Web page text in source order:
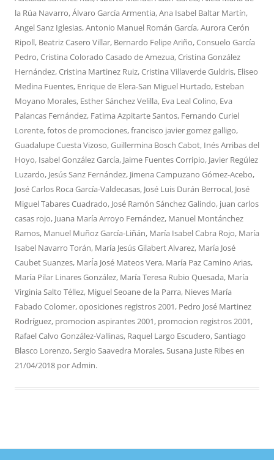
la Rúa Navarro,Álvaro García Armentia,Ana Isabel Baltar Martín,
Angel Sanz Iglesias,Antonio Manuel Román García,Aurora Cerón
Ripoll, Beatriz Casero Villar, Bernardo Felipe Ariño,Consuelo García
Pedro,Cristina Colorado Casado de Amezua,Cristina González
Hernández,Cristina Martinez Ruiz,Cristina Villaverde Guldris, Eliseo
Medina Fuentes, Enrique de Elera-San Miguel Hurtado, Esteban
Moyano Morales, Esther Sánchez Velilla, Eva Leal Colino, Eva
Palancas Fernández, Fatima Azpitarte Santos, Fernando Curiel
Lorente,fotos de promociones,francisco javier gomez galligo,
Guadalupe Cuesta Vizoso,Guillermina Bosch Cabot, Inés Arribas del
Hoyo, Isabel González García, Jaime Fuentes Corripio, Javier Regúlez
Luzardo, Jesús Sanz Fernández, Jimena Campuzano Gómez-Acebo,
José Carlos Roca García-Valdecasas, José Luis Durán Berrocal, José
Miguel Tabares Cuadrado, José Ramón Sánchez Galindo, juan carlos
casas rojo, Juana María Arroyo Fernández, Manuel Montánchez
Ramos, Manuel Muñoz García-Liñán, María Isabel Cabra Rojo, María
Isabel Navarro Torán, María Jesús Gilabert Alvarez, María José
Caubet Suanzes, MarÍa José Mateos Vera, María Paz Camino Arias,
María Pilar Linares González, María Teresa Rubio Quesada, María
Virginia Salto Téllez, Miguel Seoane de la Parra, Nieves María
Fabado Colomer,oposiciones registros 2001, Pedro José Martinez
Rodríguez, promocion aspirantes 2001, promocion registros 2001,
Rafael Calvo González-Vallinas, Raquel Largo Escudero,Santiago
Blasco Lorenzo,Sergio Saavedra Morales,Susana Juste Ribesen
21/04/2018 porAdmin.